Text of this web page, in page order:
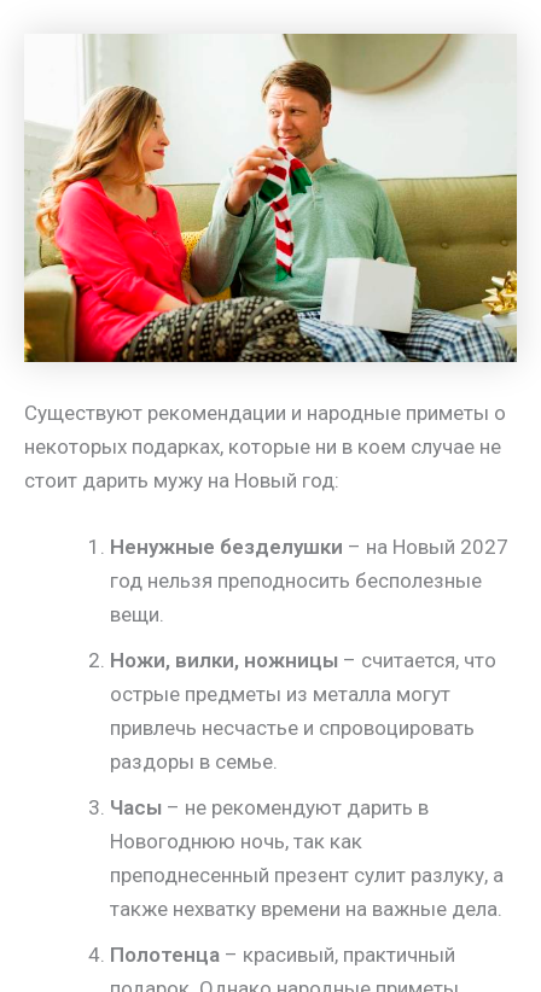
Существуют рекомендации и народные приметы о
некоторых подарках, которые ни в коем случае не
стоит дарить мужу на Новый год:
Ненужные безделушки – на Новый 2027
год нельзя преподносить бесполезные
вещи.
Ножи, вилки, ножницы – считается, что
острые предметы из металла могут
привлечь несчастье и спровоцировать
раздоры в семье.
Часы – не рекомендуют дарить в
Новогоднюю ночь, так как
преподнесенный презент сулит разлуку, а
также нехватку времени на важные дела.
Полотенца – красивый, практичный